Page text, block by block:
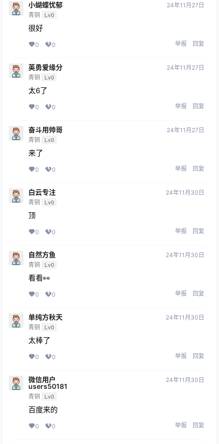
小蝴蝶忧郁
青铜 Lv0
24年11月27日
很好
0 0 举报 回复
英勇爱缘分
青铜 Lv0
24年11月27日
太6了
0 0 举报 回复
奋斗用帅哥
青铜 Lv0
24年11月27日
来了
0 0 举报 回复
白云专注
青铜 Lv0
24年11月30日
顶
0 0 举报 回复
自然方鱼
青铜 Lv0
24年11月30日
看看👀
0 0 举报 回复
单纯方秋天
青铜 Lv0
24年11月30日
太棒了
0 0 举报 回复
微信用户
users50181
青铜 Lv0
24年11月30日
百度来的
0 0 举报 回复